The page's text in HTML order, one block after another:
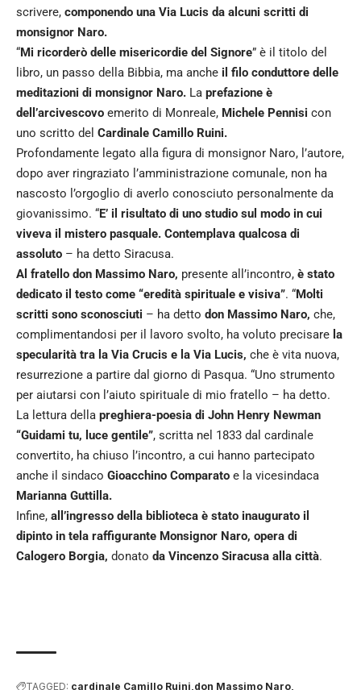
scrivere, componendo una Via Lucis da alcuni scritti di
monsignor Naro.
“Mi ricorderò delle misericordie del Signore” è il titolo del
libro, un passo della Bibbia, ma anche il filo conduttore delle
meditazioni di monsignor Naro. La prefazione è
dell’arcivescovo emerito di Monreale, Michele Pennisi con
uno scritto del Cardinale Camillo Ruini.
Profondamente legato alla figura di monsignor Naro, l’autore,
dopo aver ringraziato l’amministrazione comunale, non ha
nascosto l’orgoglio di averlo conosciuto personalmente da
giovanissimo. “E’ il risultato di uno studio sul modo in cui
viveva il mistero pasquale. Contemplava qualcosa di
assoluto – ha detto Siracusa.
Al fratello don Massimo Naro, presente all’incontro, è stato
dedicato il testo come “eredità spirituale e visiva”. “Molti
scritti sono sconosciuti – ha detto don Massimo Naro, che,
complimentandosi per il lavoro svolto, ha voluto precisare la
specularità tra la Via Crucis e la Via Lucis, che è vita nuova,
resurrezione a partire dal giorno di Pasqua. “Uno strumento
per aiutarsi con l’aiuto spirituale di mio fratello – ha detto.
La lettura della preghiera-poesia di John Henry Newman
“Guidami tu, luce gentile”, scritta nel 1833 dal cardinale
convertito, ha chiuso l’incontro, a cui hanno partecipato
anche il sindaco Gioacchino Comparato e la vicesindaca
Marianna Guttilla.
Infine, all’ingresso della biblioteca è stato inaugurato il
dipinto in tela raffigurante Monsignor Naro, opera di
Calogero Borgia, donato da Vincenzo Siracusa alla città.
TAGGED: cardinale Camillo Ruini don Massimo Naro